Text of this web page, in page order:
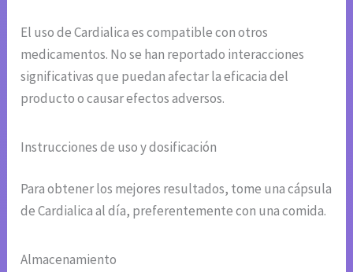
El uso de Cardialica es compatible con otros
medicamentos. No se han reportado interacciones
significativas que puedan afectar la eficacia del
producto o causar efectos adversos.
Instrucciones de uso y dosificación
Para obtener los mejores resultados, tome una cápsula
de Cardialica al día, preferentemente con una comida.
Almacenamiento